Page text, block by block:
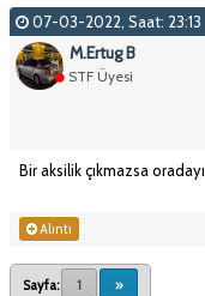
07-03-2022, Saat: 23:13
M.Ertug B
STF Üyesi
Bir aksilik çıkmazsa
Alıntı
Sayfa: 1 »